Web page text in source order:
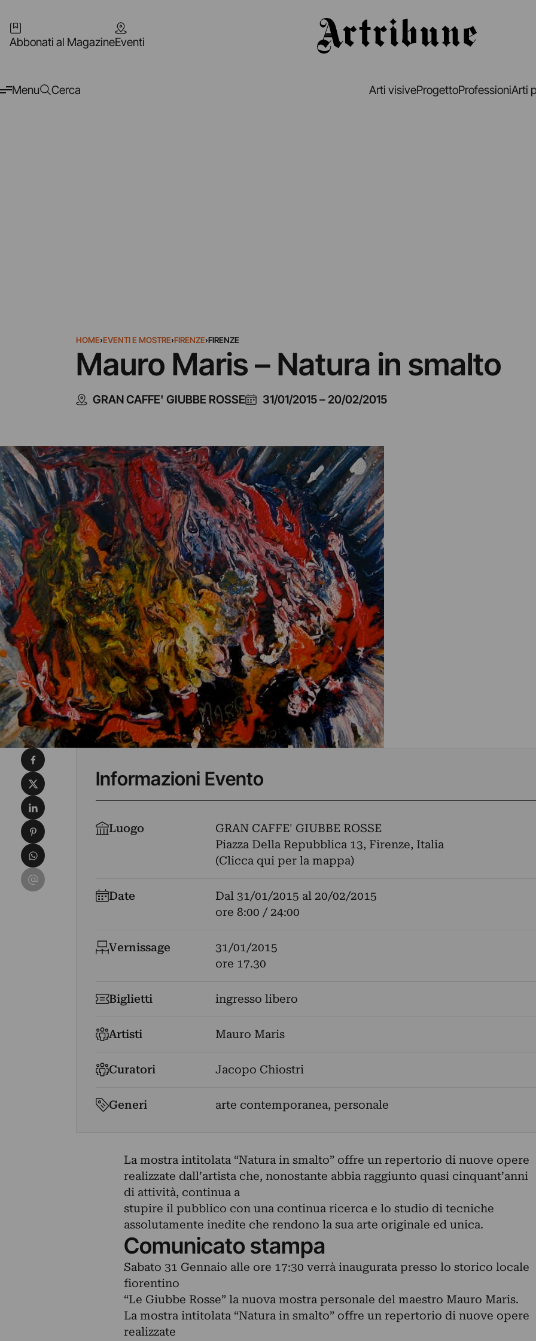
Abbonati al MagazineEventi
Menu Cerca Arti visiveProgettoProfessioniArti
HOME›EVENTI E MOSTRE›FIRENZE›FIRENZE
Mauro Maris – Natura in smalto
GRAN CAFFE' GIUBBE ROSSE 31/01/2015– 20/02/2015
Informazioni Evento
Luogo
GRAN CAFFE' GIUBBE ROSSE
Piazza Della Repubblica 13, Firenze, Italia
(Clicca qui per la mappa)
Date Dal 31/01/2015 al 20/02/2015
ore 8:00 / 24:00
Vernissage
31/01/2015
ore 17.30
Biglietti ingresso libero
Artisti Mauro Maris
Curatori Jacopo Chiostri
Generi arte contemporanea, personale
La mostra intitolata “Natura in smalto” offre un repertorio di nuove opere
realizzate dall’artista che, nonostante abbia raggiunto quasi cinquant’anni
di attività, continua a
stupire il pubblico con una continua ricerca e lo studio di tecniche
assolutamente inedite che rendono la sua arte originale ed unica.
Comunicato stampa
Sabato 31 Gennaio alle ore 17:30 verrà inaugurata presso lo storico locale
fiorentino
“Le Giubbe Rosse” la nuova mostra personale del maestro Mauro Maris.
La mostra intitolata “Natura in smalto” offre un repertorio di nuove opere
realizzate
Condividi su Facebook
Condividi su X
Condividi su LinkedIn
Condividi su Pinterest
Condividi su WhatsApp
Condividi su Email